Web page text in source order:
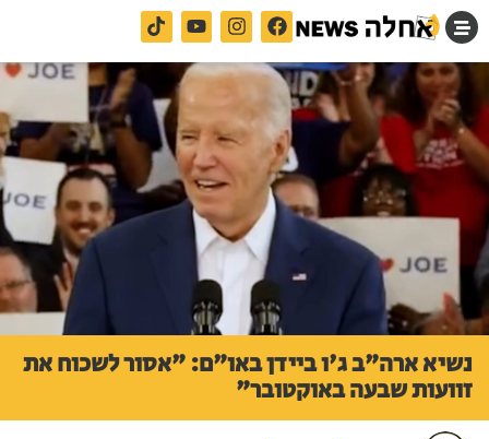
נשיא ארה"ב ג'ו ביידן באו"ם: "אסור לשכוח את
זוועות שבעה באוקטובר"